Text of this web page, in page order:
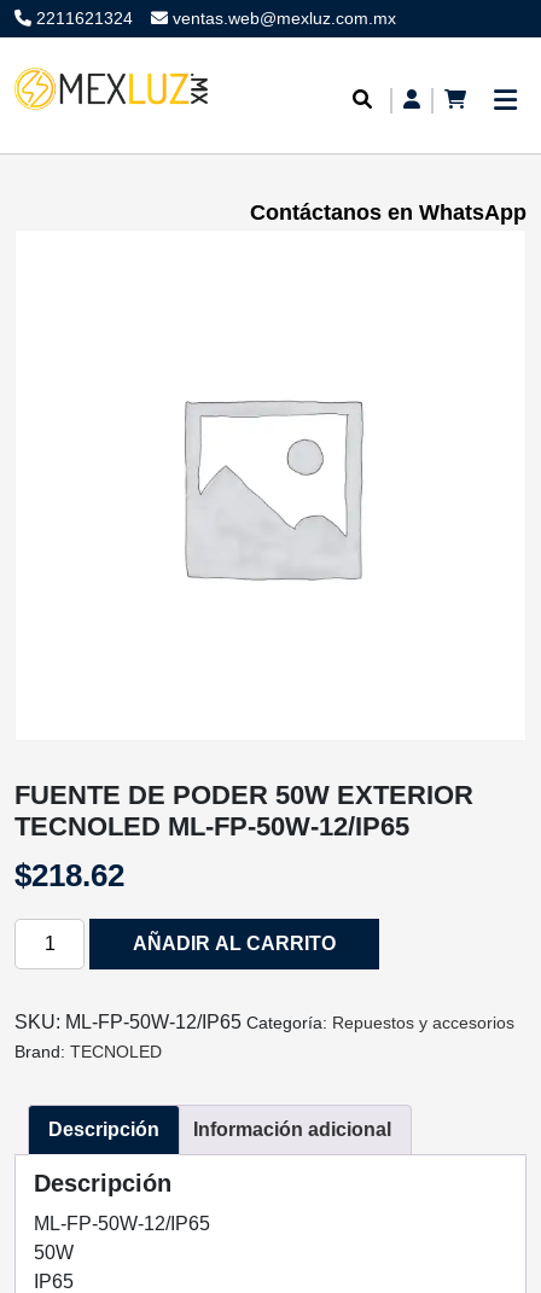
2211621324 ventas.web@mexluz.com.mx
Contáctanos en WhatsApp
FUENTE DE PODER 50W EXTERIOR
TECNOLED ML-FP-50W-12/IP65
$218.62
FUENTE
50W
EXTERIOR
ML-
50W-
12/IP65
cantidad
AÑADIR AL CARRITO
SKU: ML-FP-50W-12/IP65 Categoría: Repuestos y accesorios
Brand: TECNOLED
Descripción Información adicional
Descripción
ML-FP-50W-12/IP65
50W
IP65